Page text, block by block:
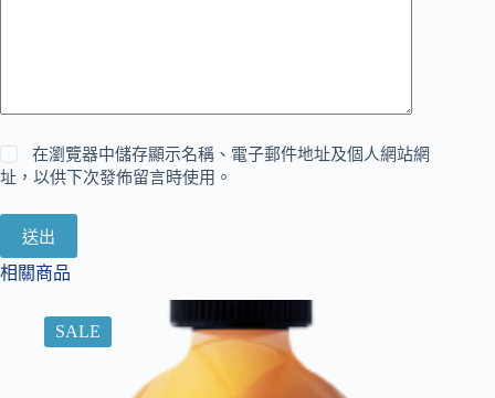
在瀏覽器中儲存顯示名稱、電子郵件地址及個人網站網
址，以供下次發佈留言時使用。
送出
相關商品
SALE